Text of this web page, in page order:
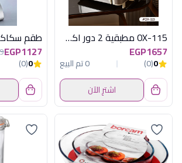
OX-115 مطبقية 2 دور اكسفورد
EGP1657
0
(0)
0 تم البيع
اشترِ الآن
EGP1127
0
(0)